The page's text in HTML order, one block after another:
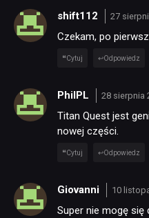
shift112 27
Czekam, po
Cytuj Odpowiedz
PhilPL 28 sierpnia
Titan Quest jest
nowej części.
Cytuj Odpowiedz
Giovanni 10
Super nie mogę się